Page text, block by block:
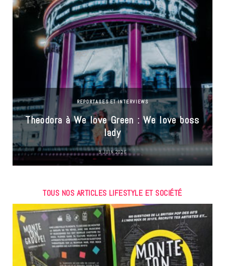
REPORTAGES ET INTERVIEWS
Theodora à We love Green : We love boss
lady
9 JUIN 2026
TOUS NOS ARTICLES LIFESTYLE ET SOCIÉTÉ